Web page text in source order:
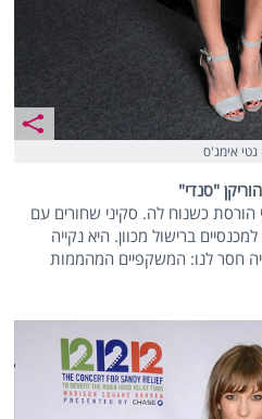
גטי אימג'ס
"סנדי"
הורסת כשנוח לה. סקיני שחורים עם
ברישול מכוון. היא נקייה
חסר לנו: המשקפיים המהממות